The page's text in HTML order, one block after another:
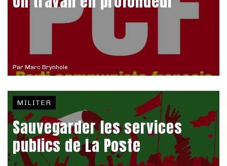
Par Marc Brynhole
MILITER
Sauvegarder les services
publics de La Poste